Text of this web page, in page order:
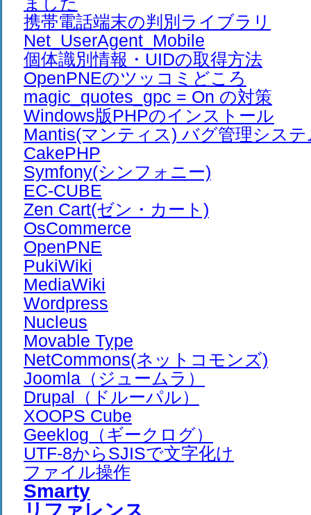
携帯電話端末の判別ライブラリ
Net_UserAgent_Mobile
個体識別情報・UIDの取得方法
OpenPNEのツッコミどころ
magic_quotes_gpc = On の対策
Windows版PHPのインストール
Mantis(マンティス) バグ管理システ
CakePHP
Symfony(シンフォニー)
EC-CUBE
Zen Cart(ゼン・カート)
OsCommerce
OpenPNE
PukiWiki
MediaWiki
Wordpress
Nucleus
Movable Type
NetCommons(ネットコモンズ)
Joomla（ジュームラ）
Drupal（ドルーパル）
XOOPS Cube
Geeklog（ギークログ）
UTF-8からSJISで文字化け
ファイル操作
Smarty
リファレンス